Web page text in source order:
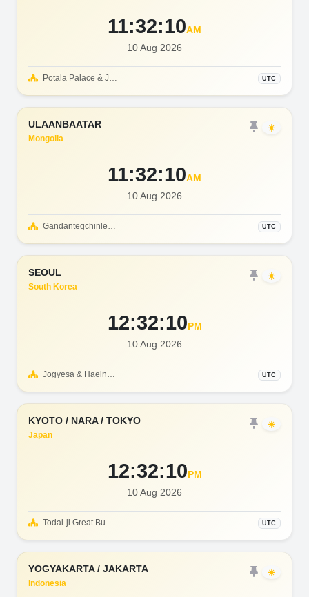
11:32:12AM
10 Aug 2026
Potala Palace & Jokhang Temple UTC
ULAANBAATAR
Mongolia
☀️
11:32:12AM
10 Aug 2026
Gandantegchinlen Monastery UTC
SEOUL
South Korea
☀️
12:32:12PM
10 Aug 2026
Jogyesa & Haeinsa Temple UTC
KYOTO / NARA / TOKYO
Japan
☀️
12:32:12PM
10 Aug 2026
Todai-ji Great Buddha UTC
YOGYAKARTA / JAKARTA
Indonesia
☀️